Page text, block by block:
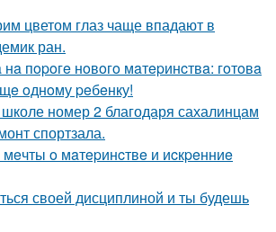
цветом глаз чаще впадают в
ран.
пopoгe нoвoгo мaтepинcтвa: гoтoвa
oднoму peбeнку!
номер 2 благодаря сахалинцам
спортзала.
o мaтepинcтвe и иcкpeнниe
своей дисциплиной и ты будешь